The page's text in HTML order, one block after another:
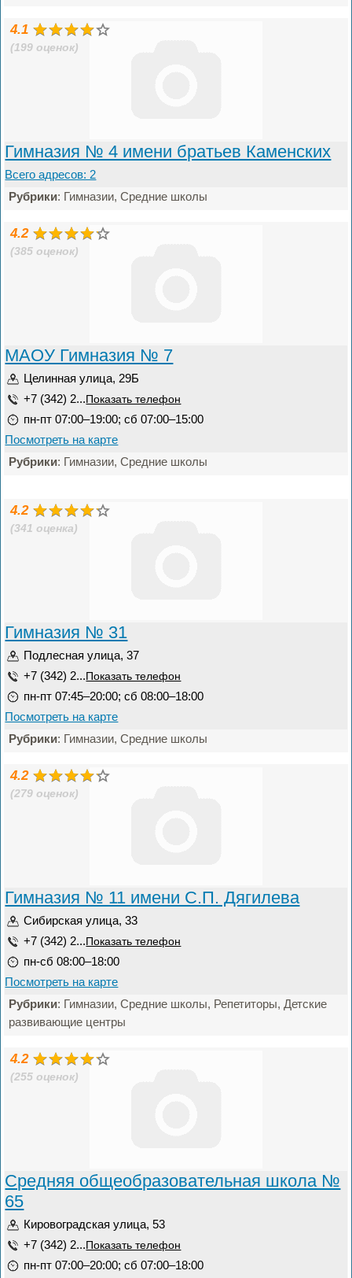
4.1
(199 оценок)
Гимназия № 4 имени братьев Каменских
Всего адресов: 2
Рубрики: Гимназии, Средние школы
4.2
(385 оценок)
МАОУ Гимназия № 7
Целинная улица, 29Б
+7 (342) 2... Показать телефон
пн-пт 07:00–19:00; сб 07:00–15:00
Посмотреть на карте
Рубрики: Гимназии, Средние школы
4.2
(341 оценка)
Гимназия № 31
Подлесная улица, 37
+7 (342) 2... Показать телефон
пн-пт 07:45–20:00; сб 08:00–18:00
Посмотреть на карте
Рубрики: Гимназии, Средние школы
4.2
(279 оценок)
Гимназия № 11 имени С.П. Дягилева
Сибирская улица, 33
+7 (342) 2... Показать телефон
пн-сб 08:00–18:00
Посмотреть на карте
Рубрики: Гимназии, Средние школы, Репетиторы, Детские
развивающие центры
4.2
(255 оценок)
Средняя общеобразовательная школа №
65
Кировоградская улица, 53
+7 (342) 2... Показать телефон
пн-пт 07:00–20:00; сб 07:00–18:00